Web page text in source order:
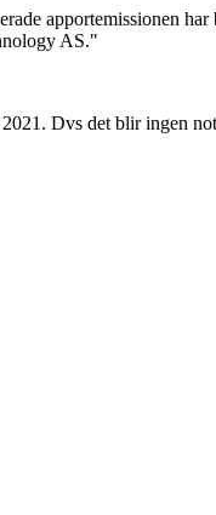
apportemissionen
AS."
Dvs det blir ingen